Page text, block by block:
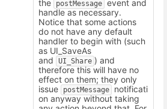
the
postMessage event and
handle as necessary.
Notice that some actions
do not have any default
handler to begin with (such
as UI_SaveAs
and
UI_Share ) and
therefore this will have no
effect on them; they only
issue
postMessage
notificati
on anyway without taking